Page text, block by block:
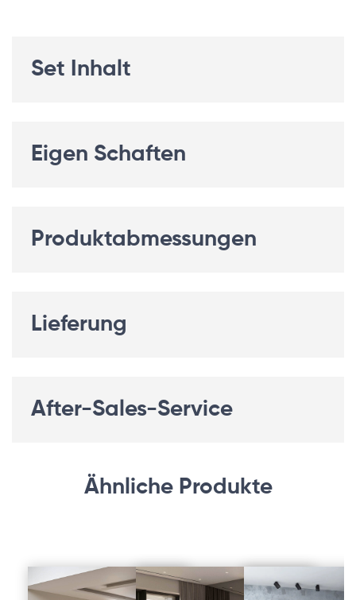
Set Inhalt
Eigen Schaften
Produktabmessungen
Lieferung
After-Sales-Service
Ähnliche Produkte